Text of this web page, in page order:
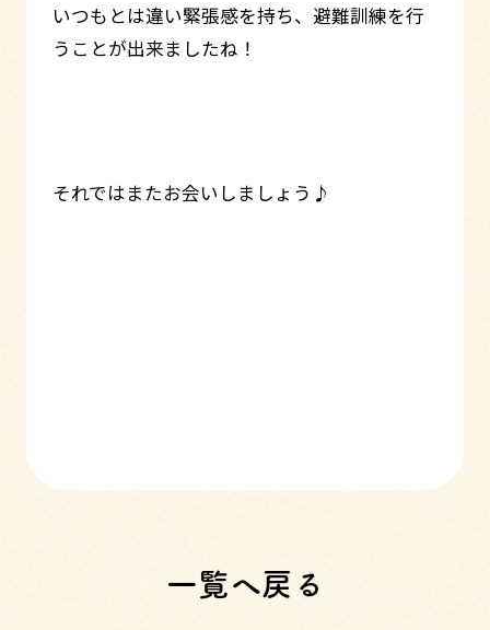
いつもとは違い緊張感を持ち、避難訓練を行
うことが出来ましたね！
それではまたお会いしましょう♪
一覧へ戻る